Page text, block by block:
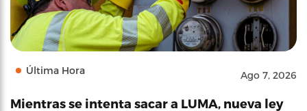
Última Hora Ago 7, 2026
Mientras se intenta sacar a LUMA, nueva ley